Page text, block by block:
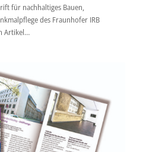
für nachhaltiges Bauen,
des Fraunhofer IRB
Artikel…